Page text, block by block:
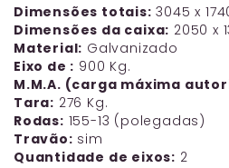
Dimensões totais: 3045 x
Dimensões da caixa: 2050 x
Material: Galvanizado
Eixo de : 900 Kg.
M.M.A. (carga máxima
Tara: 276 Kg.
Rodas: 155-13 (polegadas)
Travão: sim
Quantidade de eixos: 2